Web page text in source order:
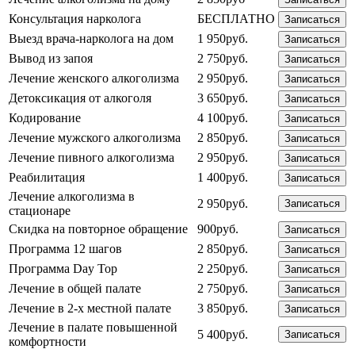
Консультация нарколога БЕСПЛАТНО Записаться
Выезд врача-нарколога на дом 1 950руб. Записаться
Вывод из запоя 2 750руб. Записаться
Лечение женского алкоголизма 2 950руб. Записаться
Детоксикация от алкоголя 3 650руб. Записаться
Кодирование 4 100руб. Записаться
Лечение мужского алкоголизма 2 850руб. Записаться
Лечение пивного алкоголизма 2 950руб. Записаться
Реабилитация 1 400руб. Записаться
Лечение алкоголизма в
стационаре
2 950руб. Записаться
Скидка на повторное обращение 900руб. Записаться
Программа 12 шагов 2 850руб. Записаться
Программа Day Top 2 250руб. Записаться
Лечение в общей палате 2 750руб. Записаться
Лечение в 2-х местной палате 3 850руб. Записаться
Лечение в палате повышенной
комфортности
5 400руб. Записаться